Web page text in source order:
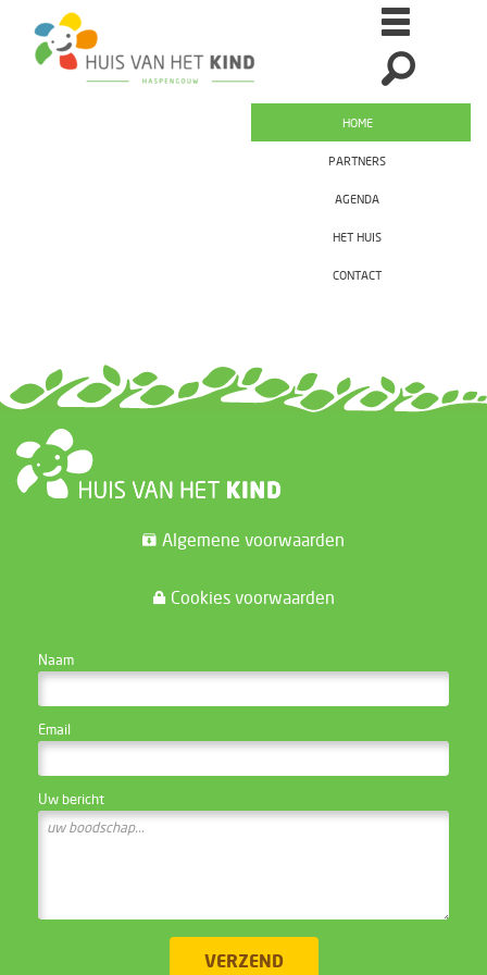
HOME
PARTNERS
AGENDA
HET HUIS
CONTACT
Algemene voorwaarden
Cookies voorwaarden
Naam
Email
Uw bericht
VERZEND